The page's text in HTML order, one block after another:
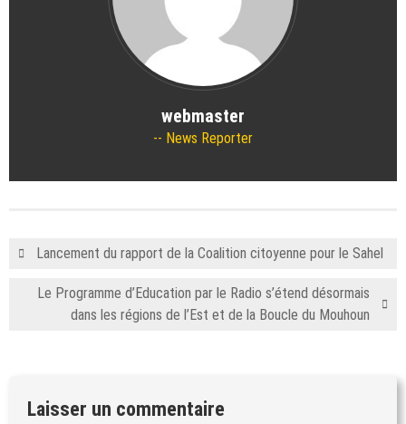
webmaster
News Reporter
Lancement du rapport de la Coalition citoyenne pour le Sahel
Le Programme d’Education par le Radio s’étend désormais
dans les régions de l’Est et de la Boucle du Mouhoun
Laisser un commentaire